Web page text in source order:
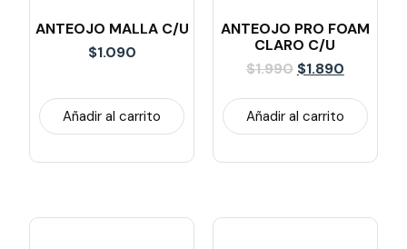
ANTEOJO MALLA C/U
$1.090
Añadir al carrito
ANTEOJO PRO FOAM
CLARO C/u
$1.990 $1.890
Añadir al carrito